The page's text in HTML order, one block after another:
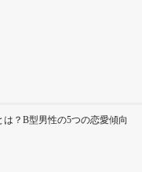
は？B型男性の5つの恋愛傾向